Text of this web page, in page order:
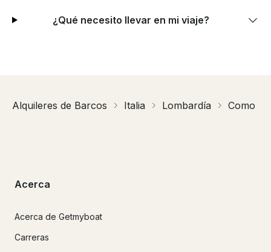
¿Qué necesito llevar en mi viaje?
Alquileres de Barcos Italia Lombardía Como
Acerca
Acerca de Getmyboat
Carreras